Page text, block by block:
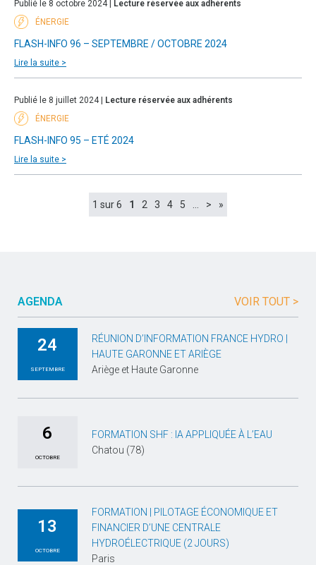
Publié le 8 octobre 2024 |
Lecture réservée aux adhérents
ÉNERGIE
FLASH-INFO 96 – SEPTEMBRE / OCTOBRE 2024
Lire la suite >
Publié le 8 juillet 2024 |
Lecture réservée aux adhérents
ÉNERGIE
FLASH-INFO 95 – ETÉ 2024
Lire la suite >
1 sur 6 1 2 3 4 5 > »
AGENDA VOIR TOUT >
24
SEPTEMBRE
RÉUNION D’INFORMATION FRANCE HYDRO |
HAUTE GARONNE ET ARIÈGE
Ariège et Haute Garonne
6
OCTOBRE
FORMATION SHF : IA APPLIQUÉE À L’EAU
Chatou (78)
13
OCTOBRE
FORMATION | PILOTAGE ÉCONOMIQUE ET
FINANCIER D’UNE CENTRALE
HYDROÉLECTRIQUE (2 JOURS)
Paris